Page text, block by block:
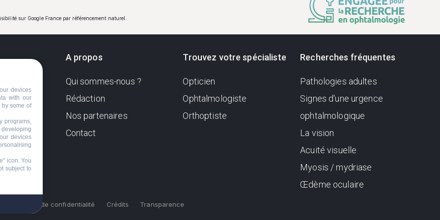
sur Google France par référencement naturel.
Sa
A propos
Qui sommes-nous ?
Rédaction
Nos partenaires
Contact
Trouvez votre spécialiste
Opticien
Ophtalmologiste
Orthoptiste
Recherches fréquentes
Pathologies adultes
Signes d'une urgence
ophtalmologique
La vision
Acuité visuelle
Myosis / mydriase
Œdème oculaire
Politique de confidentialité Crédits Transparence
devices
with our
some of
programs,
developing
devices
icon. You
subject to